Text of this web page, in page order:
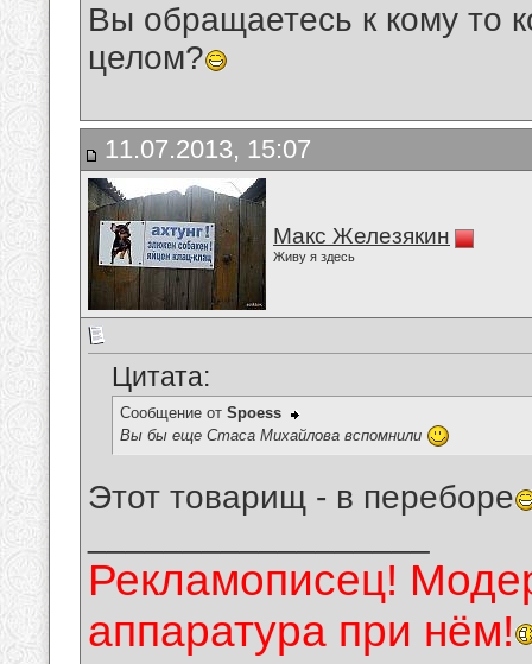
Вы обращаетесь к кому то
целом?
11.07.2013, 15:07
Макс Железякин
Живу я здесь
Цитата:
Сообщение от Spoess
Вы бы еще Стаса Михайлова вспомнили
Этот товарищ - в переборе
Рекламописец!
аппаратура при нём!